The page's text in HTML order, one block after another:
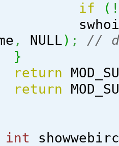
if
( !
, NULL) ;
//
}
return
return
int